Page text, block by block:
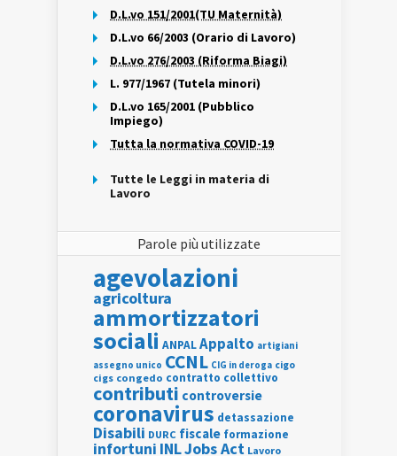
D.L.vo 151/2001(TU Maternità)
D.L.vo 66/2003 (Orario di Lavoro)
D.L.vo 276/2003 (Riforma Biagi)
L. 977/1967 (Tutela minori)
D.L.vo 165/2001 (Pubblico
Impiego)
Tutta la normativa COVID-19
Tutte le Leggi in materia di
Lavoro
Parole più utilizzate
agevolazioni
agricoltura
ammortizzatori
sociali ANPALAppalto artigiani
assegno unico CCNL CIG in deroga cigo
cigs congedo contratto collettivo
contributi controversie
coronavirus detassazione
Disabili DURC fiscale formazione
infortuni INLJobs Act Lavoro